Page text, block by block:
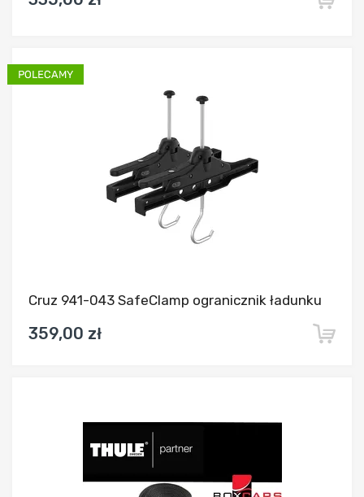
Cruz 941-043 SafeClamp ogranicznik ładunku
359,00 zł